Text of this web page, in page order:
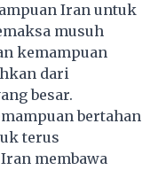
Iran untuk
musuh
kemampuan
dari
besar.
bertahan
terus
membawa